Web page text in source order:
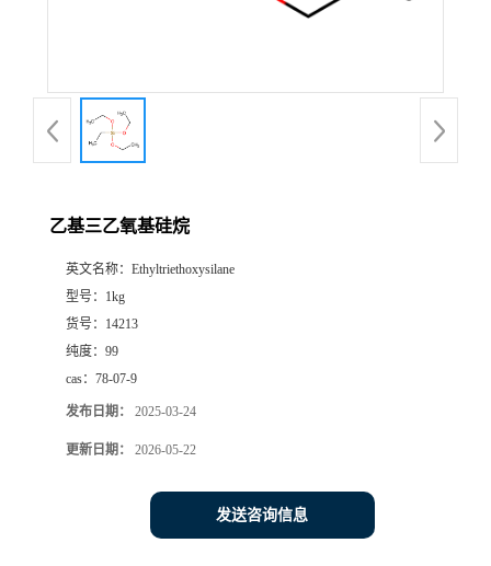
乙基三乙氧基硅烷
英文名称： Ethyltriethoxysilane
型号： 1kg
货号： 14213
纯度： 99
cas： 78-07-9
发布日期： 2025-03-24
更新日期： 2026-05-22
发送咨询信息